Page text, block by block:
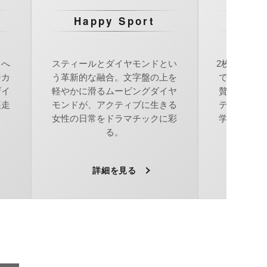
Happy Sport
スティールとダイヤモンドとい
う革新的な融合。文字盤の上を
軽やかに滑るムービングダイヤ
モンドが、アクティブに生きる
女性の日常をドラマチックに彩
る。
詳細を見る
2枚のサフ
で、自由を
贅沢なジュ
テップを刻
学を象徴す